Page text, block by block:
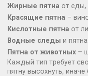
Жирные пятна от еды,
Красящие пятна –
Кислотные пятна от
Водные следы и
Пятна от животных –
Каждый тип требует
пятну высохнуть, иначе